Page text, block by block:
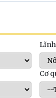
Lĩnh
Cơ